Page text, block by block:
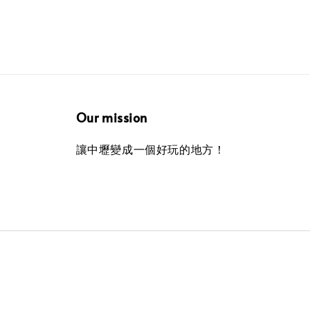
Our mission
讓中壢變成一個好玩的地方！